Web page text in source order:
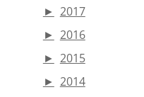
► 2017
► 2016
► 2015
► 2014